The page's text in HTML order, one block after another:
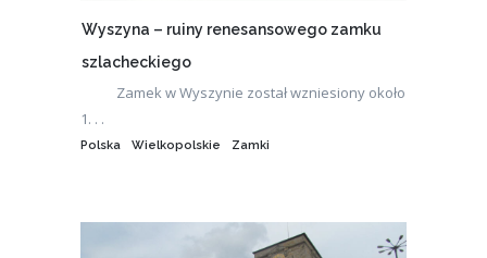
Wyszyna – ruiny renesansowego zamku
szlacheckiego
Zamek w Wyszynie został wzniesiony około
1. . .
Polska Wielkopolskie Zamki